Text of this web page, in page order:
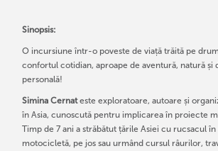
Sinopsis:
O incursiune într-o poveste de viață trăită pe
confortul cotidian, aproape de aventură, natură și
personală!
Simina Cernateste exploratoare, autoare și
în Asia, cunoscută pentru implicarea în proiecte
Timp de 7 ani a străbătut țările Asiei cu rucsacul în
motocicletă, pe jos sau urmând cursul râurilor,